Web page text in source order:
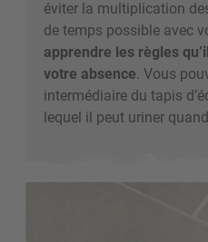
éviter la multiplication
de temps possible avec
apprendre les règles
votre absence. Vous
intermédiaire du tapis
lequel il peut uriner